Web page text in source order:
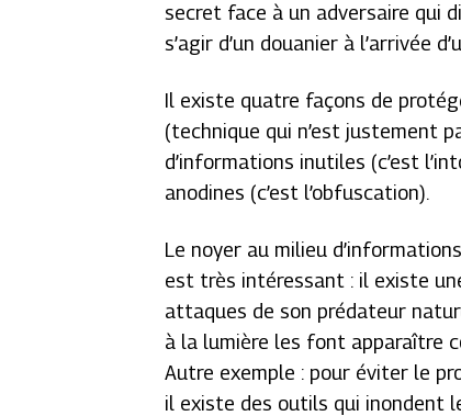
secret face à un adversaire qui
s’agir d’un douanier à l’arrivée
Il existe quatre façons de
(technique qui n’est justement
d’informations inutiles (c’est
anodines (c’est l’obfuscation).
Le noyer au milieu
est très intéressant : il existe
attaques de son prédateur
à la lumière les font apparaître
Autre exemple : pour éviter le
il existe des outils qui inondent